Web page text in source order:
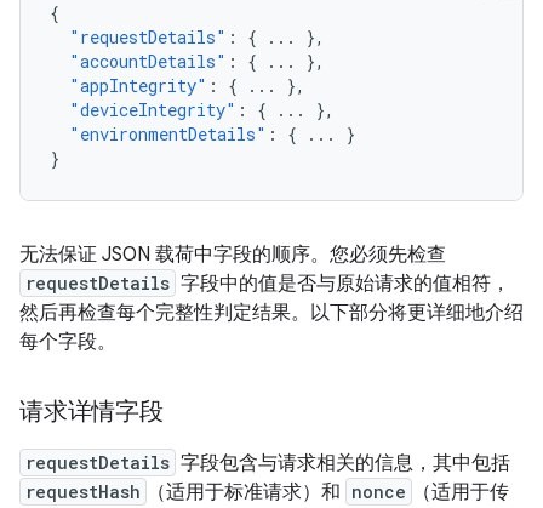
{
"requestDetails" : { ...
},
"accountDetails" : { ...
},
"appIntegrity" : { ...
},
"deviceIntegrity" : { ...
},
"environmentDetails" : { ...
}
}
无法保证 JSON 载荷中字段的顺序。您必须先检查
requestDetails 字段中的值是否与原始请求的值相符，
然后再检查每个完整性判定结果。以下部分将更详细地介绍
每个字段。
请求详情字段
requestDetails 字段包含与请求相关的信息，其中包括
requestHash （适用于标准请求）和 nonce
（适用于传